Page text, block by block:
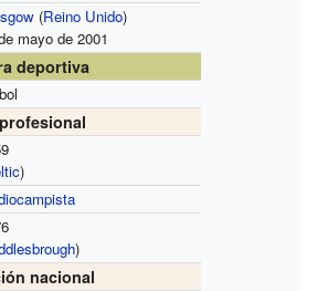
(Reino Unido)
mayo de 2001
deportiva
)
)
nacional